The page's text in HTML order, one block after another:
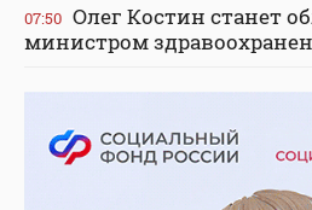
07:50 Олег Костин станет
министром